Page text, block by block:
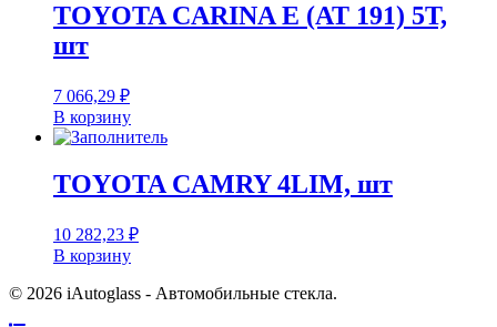
TOYOTA CARINA E (AT 191) 5T,
шт
7 066,29 ₽
В корзину
TOYOTA CAMRY 4LIM, шт
10 282,23 ₽
В корзину
© 2026 iAutoglass - Автомобильные стекла.